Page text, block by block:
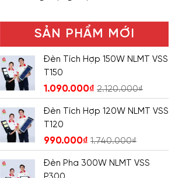
SẢN PHẨM MỚI
Đèn Tích Hợp 150W NLMT VSS
T150
1.090.000₫ 2.120.000₫
Đèn Tích Hợp 120W NLMT VSS
T120
990.000₫ 1.740.000₫
Đèn Pha 300W NLMT VSS